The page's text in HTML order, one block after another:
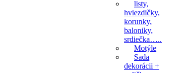
listy,
hviezdičky,
korunky,
baloniky,
srdiečka…..
Motýle
Sada
dekorácii +